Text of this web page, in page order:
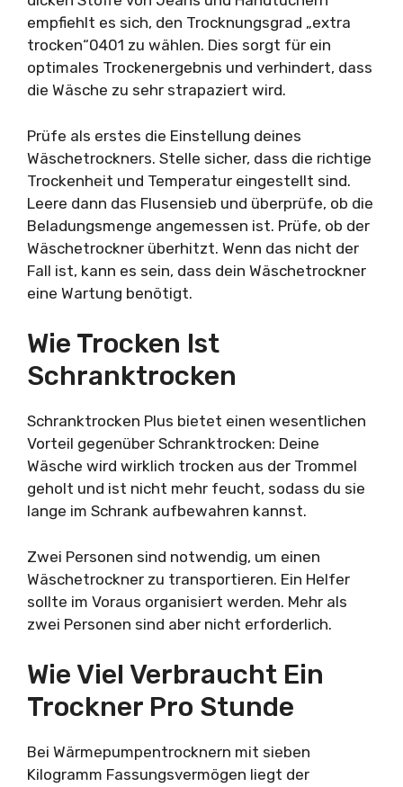
empfiehlt es sich, den Trocknungsgrad „extra
trocken“0401 zu wählen. Dies sorgt für ein
optimales Trockenergebnis und verhindert, dass
die Wäsche zu sehr strapaziert wird.
Prüfe als erstes die Einstellung deines
Wäschetrockners. Stelle sicher, dass die richtige
Trockenheit und Temperatur eingestellt sind.
Leere dann das Flusensieb und überprüfe, ob die
Beladungsmenge angemessen ist. Prüfe, ob der
Wäschetrockner überhitzt. Wenn das nicht der
Fall ist, kann es sein, dass dein Wäschetrockner
eine Wartung benötigt.
Wie Trocken Ist
Schranktrocken
Schranktrocken Plus bietet einen wesentlichen
Vorteil gegenüber Schranktrocken: Deine
Wäsche wird wirklich trocken aus der Trommel
geholt und ist nicht mehr feucht, sodass du sie
lange im Schrank aufbewahren kannst.
Zwei Personen sind notwendig, um einen
Wäschetrockner zu transportieren. Ein Helfer
sollte im Voraus organisiert werden. Mehr als
zwei Personen sind aber nicht erforderlich.
Wie Viel Verbraucht Ein
Trockner Pro Stunde
Bei Wärmepumpentrocknern mit sieben
Kilogramm Fassungsvermögen liegt der